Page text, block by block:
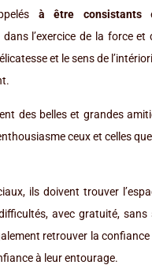
à être consistants
l’exercice de la force et
et le sens de
des belles et grandes
ceux et celles
ils doivent trouver
avec gratuité, sans
retrouver la confiance
à leur entourage.